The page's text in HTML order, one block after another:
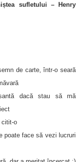
sufletului – Henry
de carte, într-o seară
dacă stau să mă
citit-o
poate face să vezi lucruri